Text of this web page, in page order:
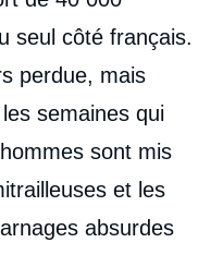
seul côté français.
perdue, mais
semaines qui
sont mis
et les
absurdes